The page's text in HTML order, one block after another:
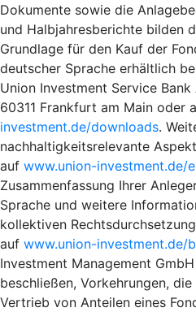
Dokumente sowie die
und Halbjahresberichte bilden
Grundlage für den Kauf der
deutscher Sprache erhältlich
Union Investment Service Bank
60311 Frankfurt am Main oder
investment.de/downloads.
nachhaltigkeitsrelevante
auf www.union-investment.de/
Zusammenfassung Ihrer
Sprache und weitere
kollektiven
auf www.union-investment.de/
Investment Management
beschließen, Vorkehrungen,
Vertrieb von Anteilen eines